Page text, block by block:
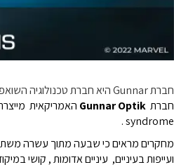
חברתGunnarהיא חברת טכנולוגיה
חברתGunnar Optik האמריקאית
syndrome
.
מחקרים מראים כי שבעה מתוך עשרה
ועייפות בעיניים, עיניים אדומות , קושי